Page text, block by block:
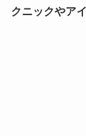
クニックやア